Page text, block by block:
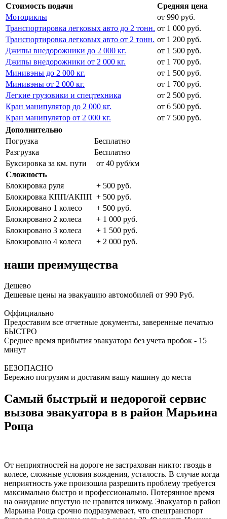
Стоимость подачи
Средняя цена
Мотоциклы
от 990 руб.
Транспортировка легковых авто до 2 тонн. от 1 000 руб.
Транспортировка легковых авто от 2 тонн. от 1 200 руб.
Джипы внедорожники до 2 000 кг.
от 1 500 руб.
Джипы внедорожники от 2 000 кг.
от 1 700 руб.
Минивэны до 2 000 кг.
от 1 500 руб.
Минивэны от 2 000 кг.
от 1 700 руб.
Легкие грузовики и спецтехника
от 2 500 руб.
Кран манипулятор до 2 000 кг.
от 6 500 руб.
Кран манипулятор от 2 000 кг.
от 7 500 руб.
Дополнительно
Погрузка
Бесплатно
Разгрузка
Бесплатно
Буксировка за км. пути
от 40 руб/км
Сложность
Блокировка руля
+ 500 руб.
Блокировка КПП/АКПП + 500 руб.
Блокировано 1 колесо
+ 500 руб.
Блокировано 2 колеса
+ 1 000 руб.
Блокировано 3 колеса
+ 1 500 руб.
Блокировано 4 колеса
+ 2 000 руб.
наши преимущества
Дешево
Дешевые цены на эвакуацию автомобилей от 990 Руб.
Оффициально
Предоставим все отчетные документы, заверенные печатью
БЫСТРО
Среднее время прибытия эвакуатора без учета пробок - 15
минут
БЕЗОПАСНО
Бережно погрузим и доставим вашу машину до места
Самый быстрый и недорогой сервис
вызова эвакуатора в в район Марьина
Роща
От неприятностей на дороге не застрахован никто: гвоздь в
колесе, сложные условия вождения, усталость. В случае когда
неприятность уже произошла разрешить проблему требуется
максимально быстро и профессионально. Потерянное время
на ожидание впустую не нравится никому. Эвакуатор в район
Марьина Роща срочно подразумевает, что спецтранспорт